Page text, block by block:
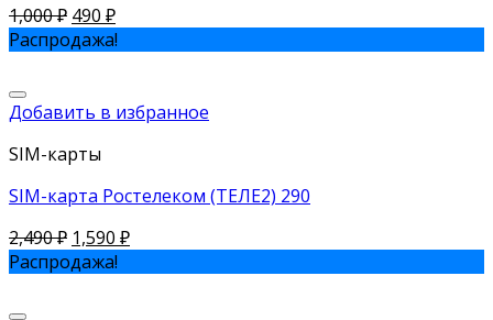
1,000₽ 490 ₽
Распродажа!
Добавить в избранное
SIM-карты
SIM-карта Ростелеком (ТЕЛЕ2) 290
2,490₽ 1,590 ₽
Распродажа!